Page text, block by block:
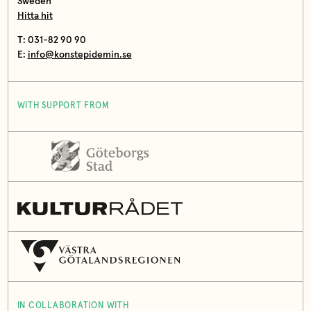
Hitta hit
T: 031-82 90 90
E: info@konstepidemin.se
WITH SUPPORT FROM
IN COLLABORATION WITH